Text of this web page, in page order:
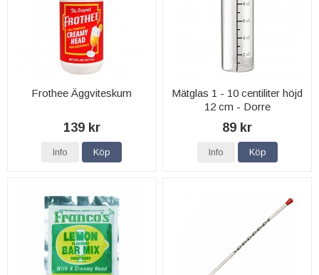
Frothee Äggviteskum
139 kr
Info Köp
Mätglas 1 - 10 centiliter höjd
12 cm - Dorre
89 kr
Info Köp